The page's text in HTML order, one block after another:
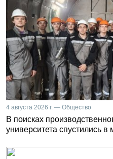
4 августа 2026 г. — Общество
В поисках
университета спустились в